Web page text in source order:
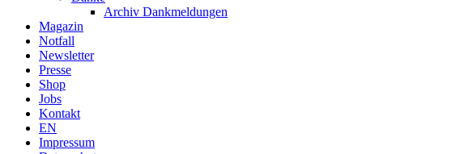
Archiv Dankmeldungen
Magazin
Notfall
Newsletter
Presse
Shop
Jobs
Kontakt
EN
Impressum